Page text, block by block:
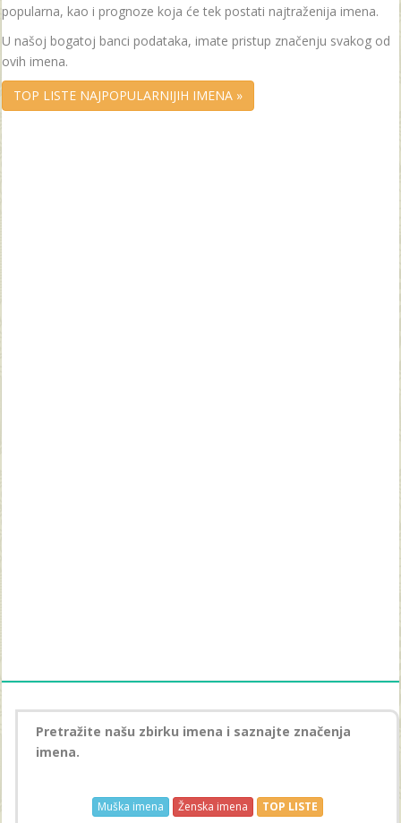
popularna, kao i prognoze koja će tek postati najtraženija imena.
U našoj bogatoj banci podataka, imate pristup značenju svakog od
ovih imena.
TOP LISTE NAJPOPULARNIJIH IMENA »
Pretražite našu zbirku imena i saznajte značenja
imena.
Muška imena Ženska imena TOP LISTE